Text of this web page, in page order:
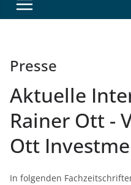
Presse
Aktuelle
Rainer Ott -
Ott
In folgenden